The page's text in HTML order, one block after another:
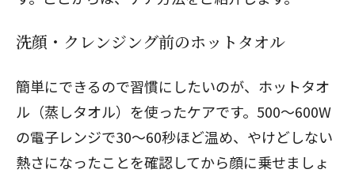
洗顔・クレンジング前のホットタオル
簡単にできるので習慣にしたいのが、 ホットタオ
ル （蒸しタオル）を使ったケアです。500～600W
の電子レンジで30～60秒ほど温め、やけどしない
熱さになったことを確認してから顔に乗せましょ